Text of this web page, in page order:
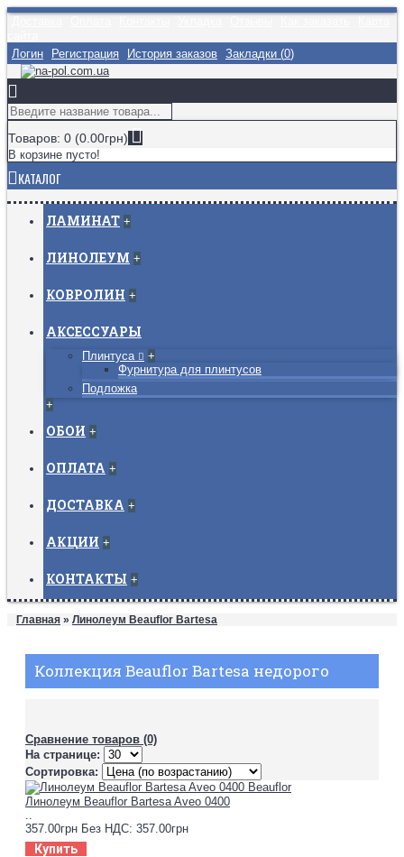
Логин
Регистрация История заказов Закладки (0)
Товаров: 0 (0.00грн)
В корзине пусто!
КАТАЛОГ
ЛАМИНАТ +
ЛИНОЛЕУМ +
КОВРОЛИН +
АКСЕССУАРЫ
Плинтуса
+
Фурнитура для плинтусов
Подложка
+
ОБОИ +
ОПЛАТА +
ДОСТАВКА +
АКЦИИ +
КОНТАКТЫ +
Главная » Линолеум Beauflor Bartesa
Коллекция Beauflor Bartesa недорого
Сравнение товаров (0)
На странице:
Сортировка:
Линолеум Beauflor Bartesa Aveo 0400
357.00грн Без НДС: 357.00грн
Купить